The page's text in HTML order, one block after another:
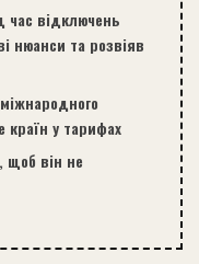
час відключень
нюанси та розвіяв
країн у тарифах
щоб він не